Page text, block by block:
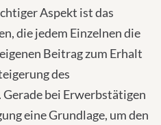
Aspekt ist das
die jedem Einzelnen die
Beitrag zum Erhalt
des
bei Erwerbstätigen
eine Grundlage, um den